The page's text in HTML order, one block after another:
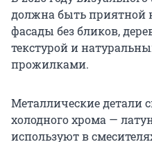
должна быть приятной
фасады без бликов,
текстурой и
прожилками.
Металлические детали
холодного хрома —
используют в